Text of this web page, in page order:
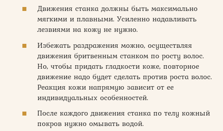
Движения станка должны быть максимально
мягкими и плавными. Усиленно надавливать
лезвиями на кожу не нужно.
Избежать раздражения можно, осуществляя
движения бритвенным станком по росту волос.
Но, чтобы придать гладкости коже, повторное
движение надо будет сделать против роста волос.
Реакция кожи напрямую зависит от ее
индивидуальных особенностей.
После каждого движения станка по телу кожный
покров нужно омывать водой.